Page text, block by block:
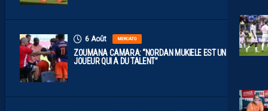
6 Août MERCATO
ZOUMANA CAMARA: “NORDAN MUKIELE EST UN
JOUEUR QUI A DU TALENT”